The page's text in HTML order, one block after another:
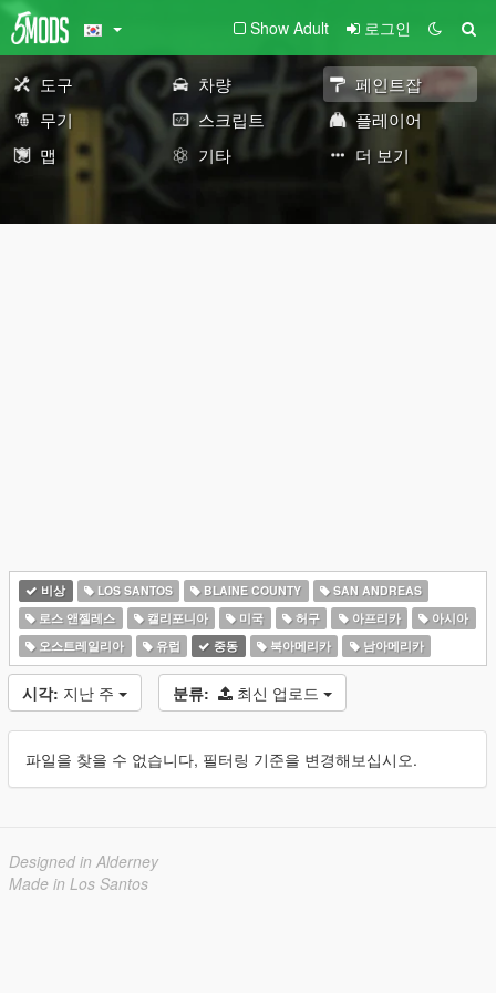
Show Adult 로그인
도구 차량
페인트잡
무기
스크립트
플레이어
맵
기타 더 보기
비상 LOS SANTOS BLAINE COUNTY
SAN ANDREAS
로스 앤젤레스
캘리포니아 미국 허구 아프리카
아시아
오스트레일리아
유럽 중동 북아메리카 남아메리카
시각: 지난 주 분류: 최신 업로드
파일을 찾을 수 없습니다, 필터링 기준을 변경해보십시오.
Designed in Alderney
Made in Los Santos